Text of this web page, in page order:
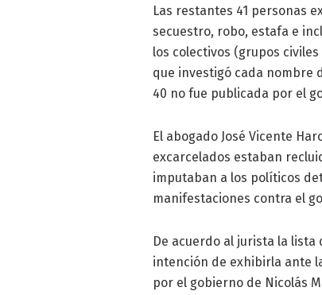
Las restantes 41 personas
secuestro, robo, estafa e
los colectivos (grupos
que investigó cada nombre
40 no fue publicada por el
El abogado José Vicente
excarcelados estaban
imputaban a los políticos
manifestaciones contra el
De acuerdo al jurista la
intención de exhibirla ante
por el gobierno de Nicolás